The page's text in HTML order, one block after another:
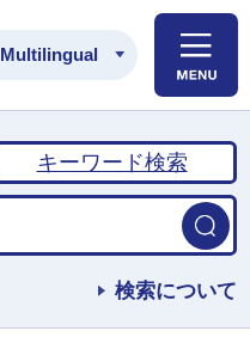
土浦市公式ホームペ
Multilingual
キーワード検索
検索について